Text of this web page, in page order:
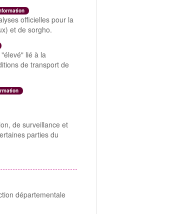
officielles pour la
et de sorgho.
lié à la
de transport de
de surveillance et
parties du
départementale